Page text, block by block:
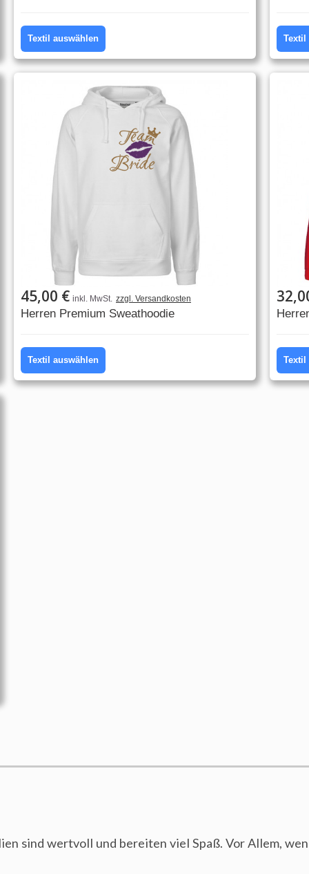
Textil auswählen Textil
45,00 € inkl. MwSt. zzgl. Versandkosten
Herren Premium Sweathoodie
Textil auswählen Textil
sind wertvoll und bereiten viel Spaß. Vor Allem,